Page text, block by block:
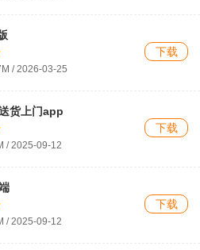
/ 2026-03-25
下载
货上门app
/ 2025-09-12
下载
/ 2025-09-12
下载